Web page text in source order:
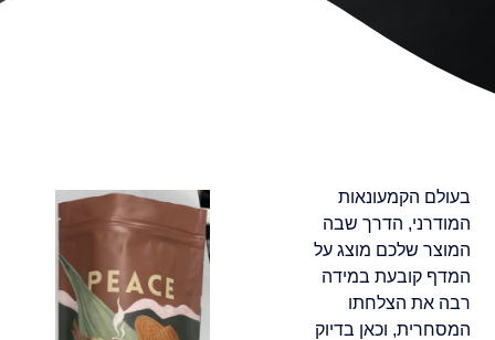
בעולם הקמעונאות
המודרני, הדרך שבה
המוצר שלכם מוצג על
המדף קובעת במידה
רבה את הצלחתו
המסחרית, וכאן בדיוק